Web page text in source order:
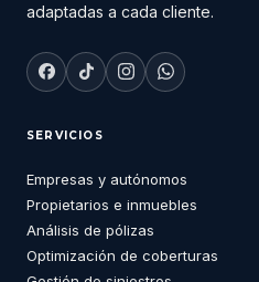
adaptadas a cada cliente.
SERVICIOS
Empresas y autónomos
Propietarios e inmuebles
Análisis de pólizas
Optimización de coberturas